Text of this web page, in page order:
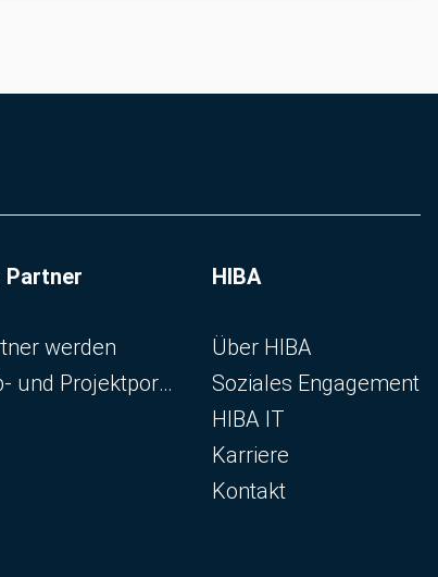
Partner
werden
Job- und Projektportal
HIBA
Navigation überspringen
Über HIBA
Soziales Engagement
HIBA IT
Karriere
Kontakt